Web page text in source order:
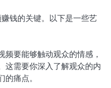
钱的关键。以下是一些艺
频要能够触动观众的情感，
这需要你深入了解观众的内
的痛点。